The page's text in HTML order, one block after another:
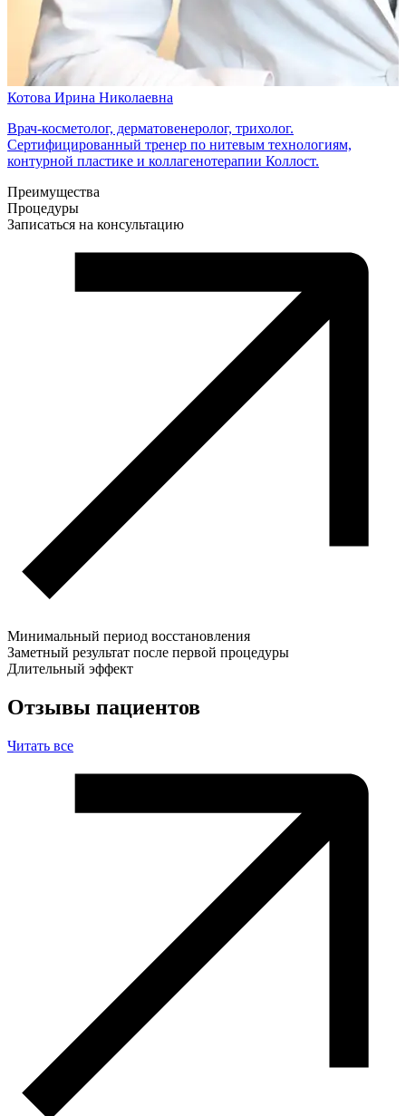
Котова Ирина Николаевна
Врач-косметолог, дерматовенеролог, трихолог.
Сертифицированный тренер по нитевым технологиям,
контурной пластике и коллагенотерапии Коллост.
Преимущества
Процедуры
Записаться на консультацию
Минимальный период восстановления
Заметный результат после первой процедуры
Длительный эффект
Отзывы пациентов
Читать все